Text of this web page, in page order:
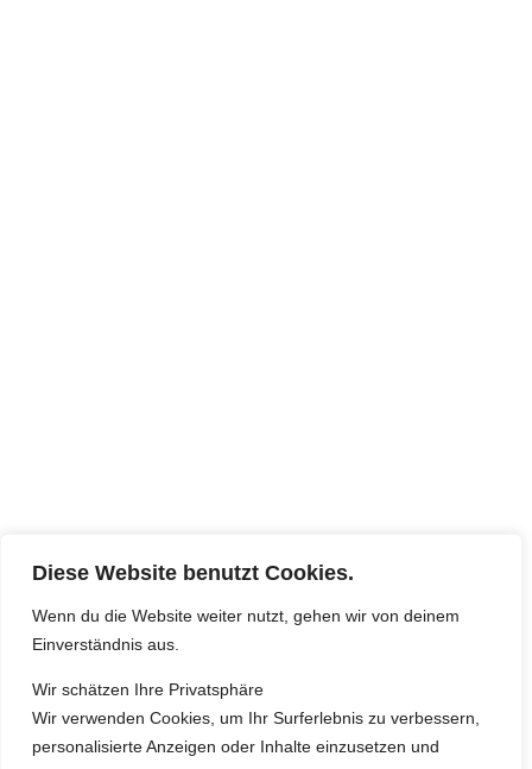
Diese Website benutzt Cookies.
Wenn du die Website weiter nutzt, gehen wir von deinem
Einverständnis aus.
Wir schätzen Ihre Privatsphäre
Wir verwenden Cookies, um Ihr Surferlebnis zu verbessern,
personalisierte Anzeigen oder Inhalte einzusetzen und